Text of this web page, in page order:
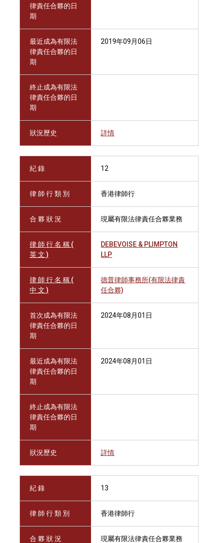
律責任合夥的日
期
最近成為有限法
律責任合夥的日
期
2019年09月06日
終止成為有限法
律責任合夥的日
期
狀況歷史 詳情
紀 錄 12
律 師 行 類 別 香港律師行
合 夥 狀 況 現屬有限法律責任合夥業務
律 師 行 名 稱 (
英 文 )
DEBEVOISE & PLIMPTON
LLP
律 師 行 名 稱 (
中 文 )
德普律師事務所(有限法律責
任合夥)
首次成為有限法
律責任合夥的日
期
2024年08月01日
最近成為有限法
律責任合夥的日
期
2024年08月01日
終止成為有限法
律責任合夥的日
期
狀況歷史 詳情
紀 錄 13
律 師 行 類 別 香港律師行
合 夥 狀 況 現屬有限法律責任合夥業務